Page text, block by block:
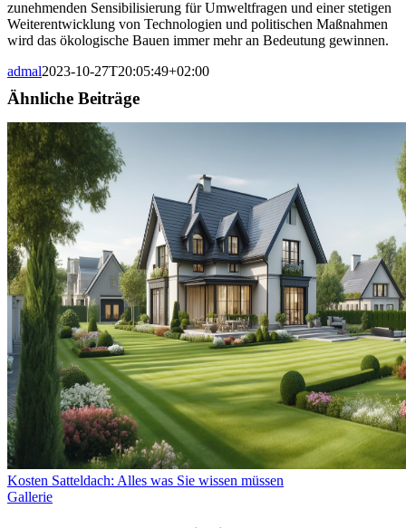
zunehmenden Sensibilisierung für Umweltfragen und einer stetigen
Weiterentwicklung von Technologien und politischen Maßnahmen
wird das ökologische Bauen immer mehr an Bedeutung gewinnen.
admal2023-10-27T20:05:49+02:00
Ähnliche Beiträge
Kosten Satteldach: Alles was Sie wissen müssen
Gallerie